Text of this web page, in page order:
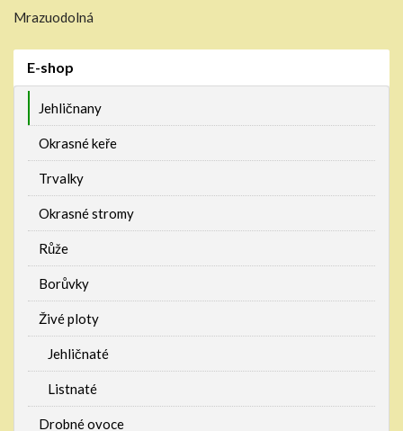
Mrazuodolná
E-shop
Jehličnany
Okrasné keře
Trvalky
Okrasné stromy
Růže
Borůvky
Živé ploty
Jehličnaté
Listnaté
Drobné ovoce